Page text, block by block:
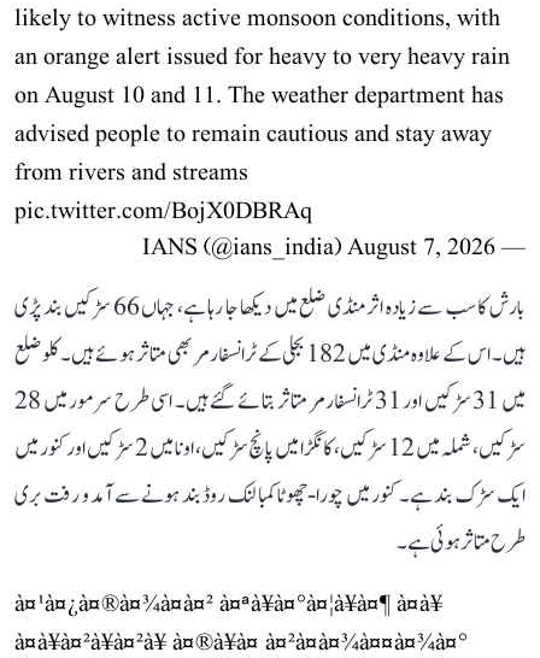
likely to witness active monsoon conditions, with
an orange alert issued for heavy to very heavy rain
on August 10 and 11. The weather department has
advised people to remain cautious and stay away
from rivers and streams
pic.twitter.com/BojX0DBRAq
— IANS (@ians_india)
August 7, 2026
بارش کا سب سے زیادہ اثر منڈی ضلع میں دیکھا جا رہا ہے، جہاں 66 سڑکیں بند پڑی
ہیں۔ اس کے علاوہ منڈی میں 182 بجلی کے ٹرانسفارمر بھی متاثر ہوئے ہیں۔ کلو ضلع
میں 31 سڑکیں اور 31 ٹرانسفارمر متاثر بتائے گئے ہیں۔ اسی طرح سرمور میں 28
سڑکیں، شملہ میں 12 سڑکیں، کانگڑا میں پانچ سڑکیں، اونا میں 2 سڑکیں اور کنور میں
ایک سڑک بند ہے۔ کنور میں چورا-چھوٹا کمبا لنک روڈ بند ہونے سے آمد و رفت بری
طرح متاثر ہوئی ہے۔
à¤¹à¤¿à¤®à¤¾à¤à¤² à¤ªà¥à¤°à¤¦à¥à¤¶ à¤à¥
à¤à¥à¤²à¥à¤²à¥ à¤®à¥à¤ à¤²à¤à¤¾à¤¤à¤¾à¤°